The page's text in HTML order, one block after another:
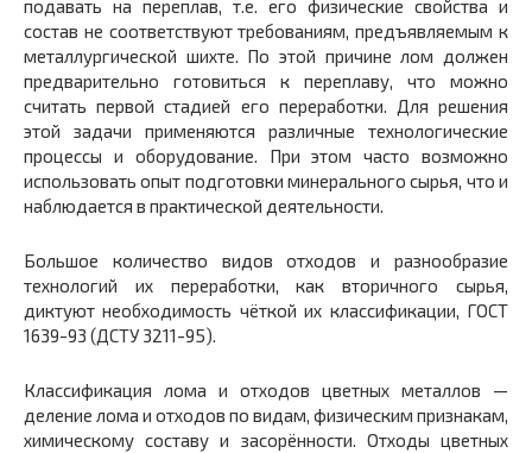
подавать на переплав, т.е. его физические свойства и
состав не соответствуют требованиям, предъявляемым к
металлургической шихте. По этой причине лом должен
предварительно готовиться к переплаву, что можно
считать первой стадией его переработки. Для решения
этой задачи применяются различные технологические
процессы и оборудование. При этом часто возможно
использовать опыт подготовки минерального сырья, что и
наблюдается в практической деятельности.
Большое количество видов отходов и разнообразие
технологий их переработки, как вторичного сырья,
диктуют необходимость чёткой их классификации, ГОСТ
1639-93 (ДСТУ 3211-95).
Классификация лома и отходов цветных металлов —
деление лома и отходов по видам, физическим признакам,
химическому составу и засорённости. Отходы цветных